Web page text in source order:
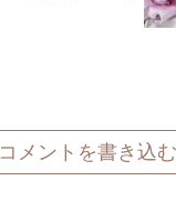
コメントを書き込む